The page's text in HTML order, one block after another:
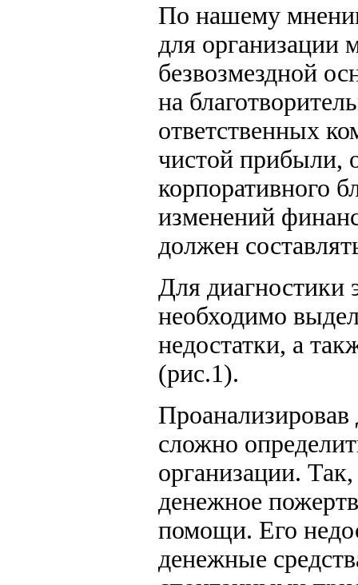
По нашему
для организации
безвозмездной
на
ответственных
чистой прибыли,
корпоративного
изменений
должен
Для диагностики
необходимо
недостатки, а
(рис.1).
сложно
организации.
денежное
помощи. Его
денежные